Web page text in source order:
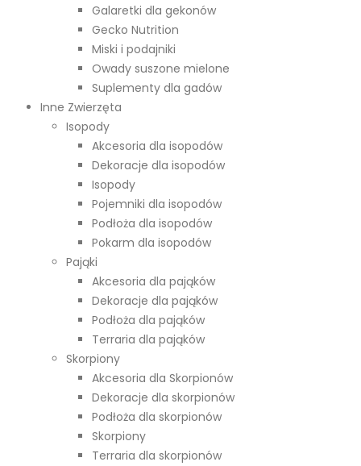
Galaretki dla gekonów
Gecko Nutrition
Miski i podajniki
Owady suszone mielone
Suplementy dla gadów
Inne Zwierzęta
Isopody
Akcesoria dla isopodów
Dekoracje dla isopodów
Isopody
Pojemniki dla isopodów
Podłoża dla isopodów
Pokarm dla isopodów
Pająki
Akcesoria dla pająków
Dekoracje dla pająków
Podłoża dla pająków
Terraria dla pająków
Skorpiony
Akcesoria dla Skorpionów
Dekoracje dla skorpionów
Podłoża dla skorpionów
Skorpiony
Terraria dla skorpionów